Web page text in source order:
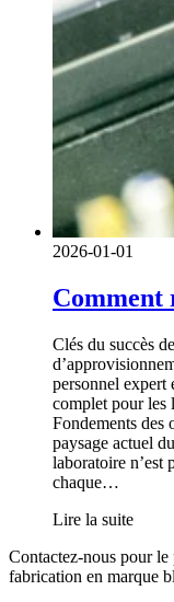
2026-01-01
Comment
Clés du succès
personnel expert
complet pour les
Fondements des
paysage actuel
laboratoire n’est
chaque…
Lire la suite
Contactez-nous pour
fabrication en marque